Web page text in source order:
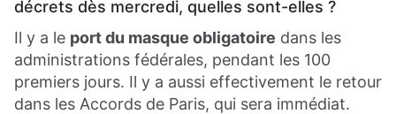
décrets dès mercredi, quelles sont-elles ?
Il y a le port du masque obligatoire dans les
administrations fédérales, pendant les 100
premiers jours. Il y a aussi effectivement le retour
dans les Accords de Paris, qui sera immédiat.